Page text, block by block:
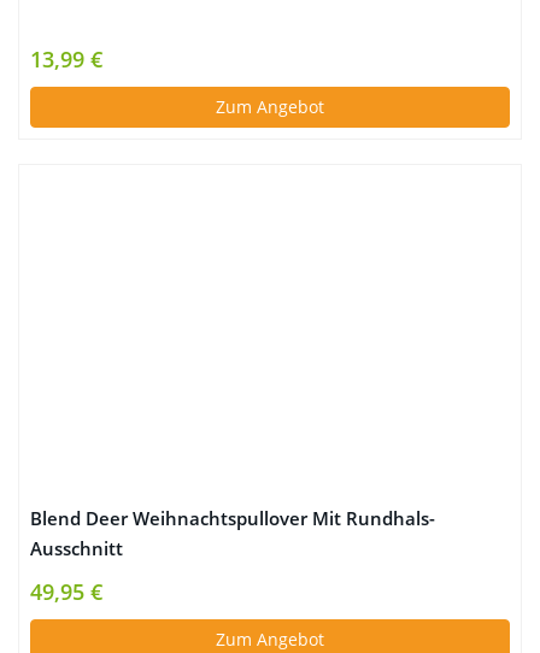
13,99 €
Zum Angebot
Blend Deer Weihnachtspullover Mit Rundhals-
Ausschnitt
49,95 €
Zum Angebot